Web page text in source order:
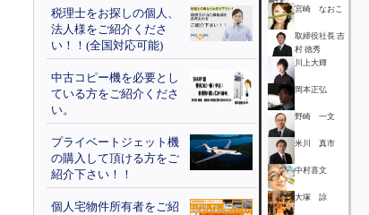
税理士をお探しの個人、
法人様をご紹介くださ
い！！(全国対応可能)
中古コピー機を必要とし
ている方をご紹介くださ
い。
プライベートジェット機
の購入して頂ける方をご
紹介下さい！！
個人宅物件所有者をご紹
宮崎 なおこ
取締役社長 吉
村 徳秀
川上大輝
岡本正弘
野崎 一文
米川 真市
中村喜文
大塚 諒